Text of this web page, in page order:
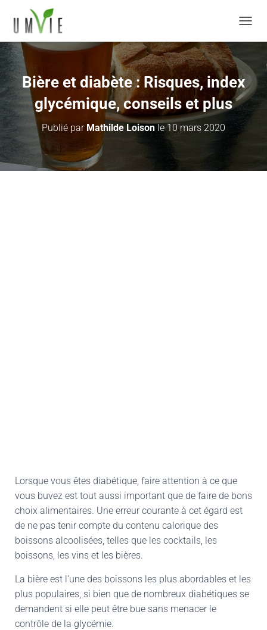
Bière et diabète : Risques, index
glycémique, conseils et plus
Publié par Mathilde Loisonle 10 mars 2020
Lorsque vous êtes diabétique, faire attention à ce que
vous buvez est tout aussi important que de faire de bons
choix alimentaires. Une erreur courante à cet égard est
de ne pas tenir compte du contenu calorique des
boissons alcoolisées, telles que les cocktails, les
boissons, les vins et les bières.
La bière est l’une des boissons les plus abordables et les
plus populaires, si bien que de nombreux diabétiques se
demandent si elle peut être bue sans menacer le
contrôle de la glycémie.